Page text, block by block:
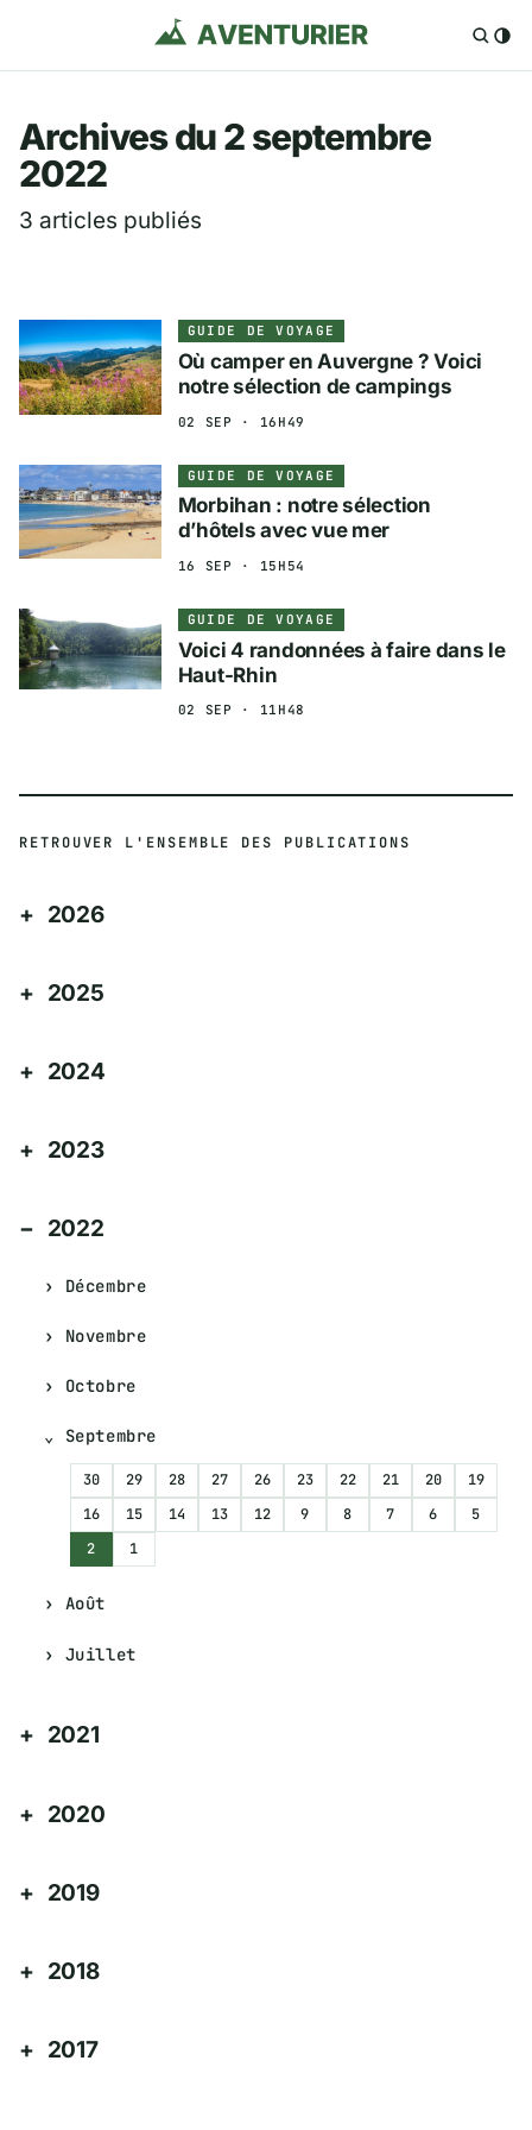
Aventurier.fr —
Archives du 2 septembre
2022
3 articles publiés
GUIDE DE VOYAGE
Où camper en Auvergne ? Voici
notre sélection de campings
02 SEP · 16H49
GUIDE DE VOYAGE
Morbihan : notre sélection
d’hôtels avec vue mer
16 SEP · 15H54
GUIDE DE VOYAGE
Voici 4 randonnées à faire dans le
Haut-Rhin
02 SEP · 11H48
RETROUVER L'ENSEMBLE DES PUBLICATIONS
2026
2025
2024
2023
2022
Décembre
Novembre
Octobre
Septembre
30 29 28 27 26 23 22 21 20
19
16
15 14 13 12 9 8 7 6
5
2
1
Août
Juillet
2021
2020
2019
2018
2017